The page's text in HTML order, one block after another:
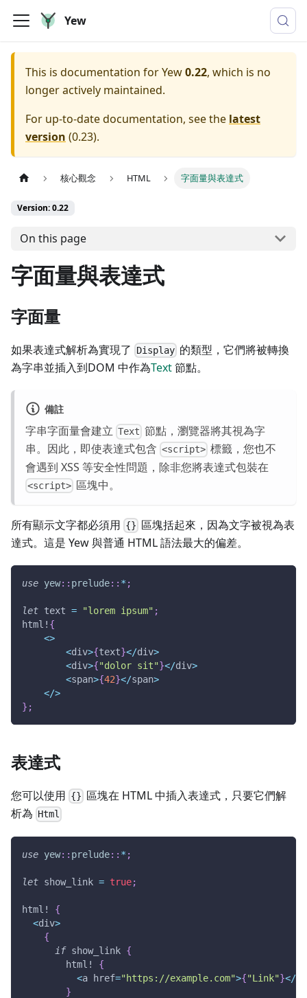
Yew
This is documentation forYew0.22, which is no
longer actively maintained.
For up-to-date documentation, see the latest
version (0.23).
核心觀念 HTML 字面量與表達式
Version: 0.22
On this page
字面量與表達式
字面量
如果表達式解析為實現了 Display 的類型，它們將被轉換
為字串並插入到DOM 中作為Text節點。
備註
字串字面量會建立 Text 節點，瀏覽器將其視為字
串。因此，即使表達式包含 <script> 標籤，您也不
會遇到 XSS 等安全性問題，除非您將表達式包裝在
<script> 區塊中。
所有顯示文字都必須用 {} 區塊括起來，因為文字被視為表
達式。這是 Yew 與普通 HTML 語法最大的偏差。
use yew:: prelude:: * ;
let text = "lorem ipsum" ;
html! {
<>
<div>{text}</div>
<div>{"dolor sit"}</div>
<span>{42}</span>
</>
} ;
表達式
您可以使用 {} 區塊在 HTML 中插入表達式，只要它們解
析為 Html
use yew:: prelude:: * ;
let show_link = true;
html!
{
<div>
{
if show_link {
html!
{
<a href="https://example.com">{"Link"}</
}